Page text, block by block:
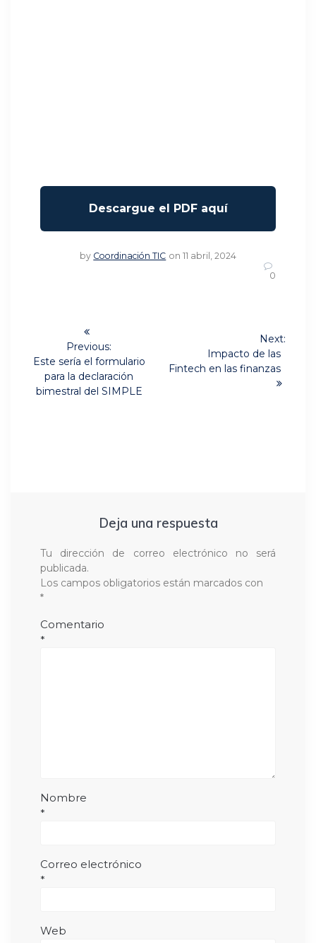
by Coordinación TIC on 11 abril, 2024
0
Navegación
entradas
Previous:
Previous
post:
Este sería el formulario
para la declaración
bimestral del SIMPLE
Next:
post:
Impacto de las
Fintech en las finanzas
Deja una respuesta
Tu dirección de correo electrónico no será
publicada.
Los campos obligatorios están marcados con
*
Comentario
*
Nombre
*
Correo electrónico
*
Web